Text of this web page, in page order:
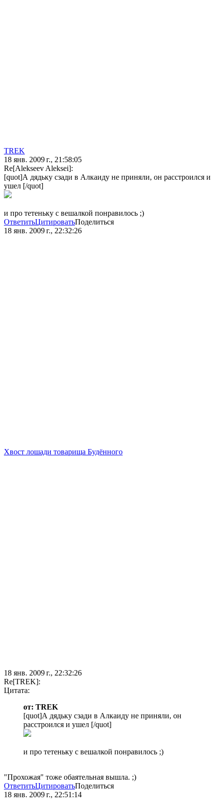
TREK
18 янв. 2009 г., 21:58:05
Re[Alekseev Aleksei]:
[quot]А дядьку сзади в Алкаиду не приняли, он расстроился и
ушел [/quot]
и про тетеньку с вешалкой понравилось ;)
ОтветитьЦитироватьПоделиться
18 янв. 2009 г., 22:32:26
Хвост лошади товарища Будённого
18 янв. 2009 г., 22:32:26
Re[TREK]:
Цитата:
от: TREK
[quot]А дядьку сзади в Алкаиду не приняли, он
расстроился и ушел [/quot]
и про тетеньку с вешалкой понравилось ;)
"Прохожая" тоже обаятельная вышла. ;)
ОтветитьЦитироватьПоделиться
18 янв. 2009 г., 22:51:14